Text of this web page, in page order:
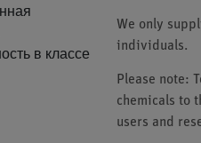
в классе
We only
individuals.
Please note:
chemicals to
users and